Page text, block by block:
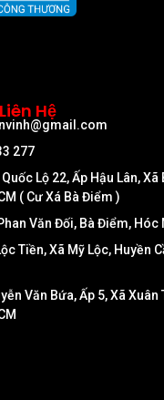
Hệ
277
Lộ 22, Ấp Hậu Lân,
( Cư Xá Bà Điểm )
Văn Đối, Bà Điểm, Hóc
Tiền, Xã Mỹ Lộc, Huyền
Văn Bứa, Ấp 5, Xã Xuân